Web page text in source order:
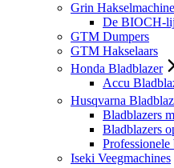
Grin
De BIOCH-
GTM Dumpers
GTM Hakselaars
Honda Bladblazer
Accu
Husqvarna
Bladblazers
Bladblazers
Professionele
Iseki Veegmachines